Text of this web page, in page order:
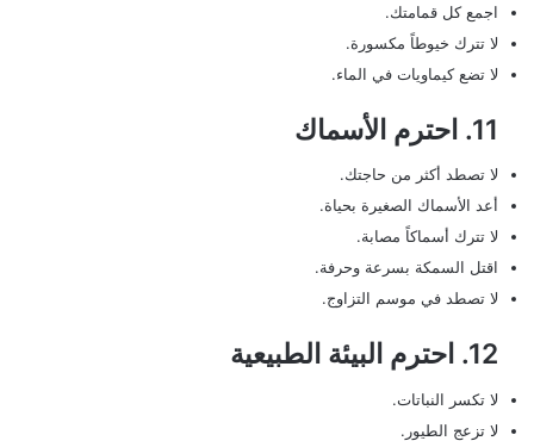
اجمع كل قمامتك.
لا تترك خيوطاً مكسورة.
لا تضع كيماويات في الماء.
11. احترم الأسماك
لا تصطد أكثر من حاجتك.
أعد الأسماك الصغيرة بحياة.
لا تترك أسماكاً مصابة.
اقتل السمكة بسرعة وحرفة.
لا تصطد في موسم التزاوج.
12. احترم البيئة الطبيعية
لا تكسر النباتات.
لا تزعج الطيور.